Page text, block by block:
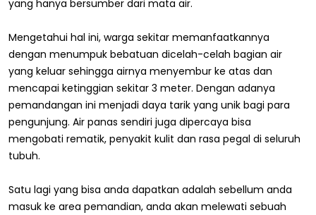
yang hanya bersumber dari mata air.
Mengetahui hal ini, warga sekitar memanfaatkannya
dengan menumpuk bebatuan dicelah-celah bagian air
yang keluar sehingga airnya menyembur ke atas dan
mencapai ketinggian sekitar 3 meter. Dengan adanya
pemandangan ini menjadi daya tarik yang unik bagi para
pengunjung. Air panas sendiri juga dipercaya bisa
mengobati rematik, penyakit kulit dan rasa pegal di seluruh
tubuh.
Satu lagi yang bisa anda dapatkan adalah sebellum anda
masuk ke area pemandian, anda akan melewati sebuah